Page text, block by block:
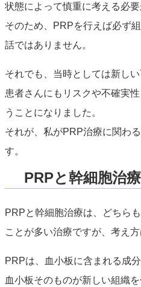
状態によって慎重に考える必要
そのため、PRPを行えば必ず
話ではありません。
それでも、当時としては新し
患者さんにもリスクや不確実
うことになりました。
それが、私がPRP治療に関わ
す。
PRPと幹細胞治
PRPと幹細胞治療は、どちら
ことが多い治療ですが、考え方
PRPは、血小板に含まれる成
血小板そのものが新しい組織